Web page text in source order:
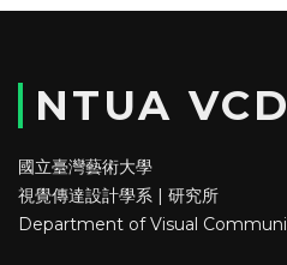
NTUA VCD
國立臺灣藝術大學
視覺傳達設計學系 | 研究所
Department of Visual